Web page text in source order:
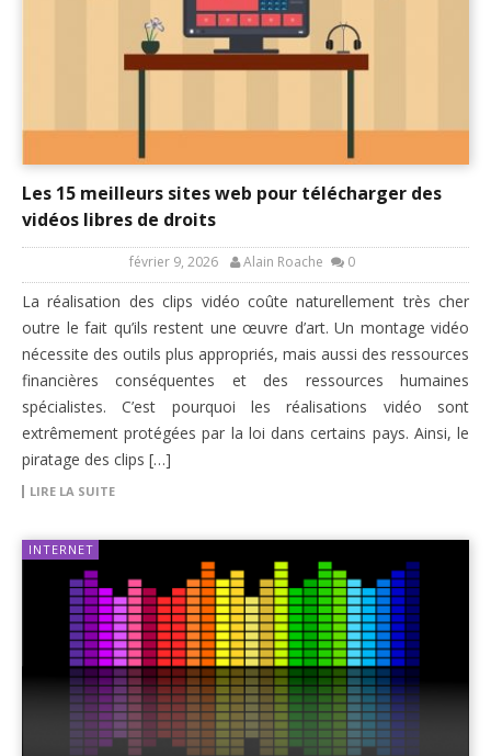
Les 15 meilleurs sites web pour télécharger des
vidéos libres de droits
février 9, 2026 Alain Roache 0
La réalisation des clips vidéo coûte naturellement très cher
outre le fait qu’ils restent une œuvre d’art. Un montage vidéo
nécessite des outils plus appropriés, mais aussi des ressources
financières conséquentes et des ressources humaines
spécialistes. C’est pourquoi les réalisations vidéo sont
extrêmement protégées par la loi dans certains pays. Ainsi, le
piratage des clips […]
LIRE LA SUITE
INTERNET